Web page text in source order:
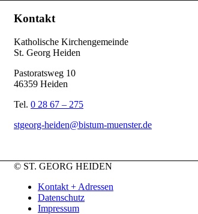
Kontakt
Katholische Kirchengemeinde
St. Georg Heiden
Pastoratsweg 10
46359 Heiden
Tel. 0 28 67 – 275
stgeorg-heiden@bistum-muenster.de
© ST. GEORG HEIDEN
Kontakt + Adressen
Datenschutz
Impressum